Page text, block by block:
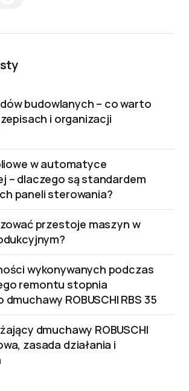
budowlanych – co warto
i organizacji
w automatyce
– dlaczego są standardem
paneli sterowania?
przestoje maszyn w
wykonywanych podczas
remontu stopnia
ROBUSCHI RBS 35
dmuchawy ROBUSCHI
zasada działania i